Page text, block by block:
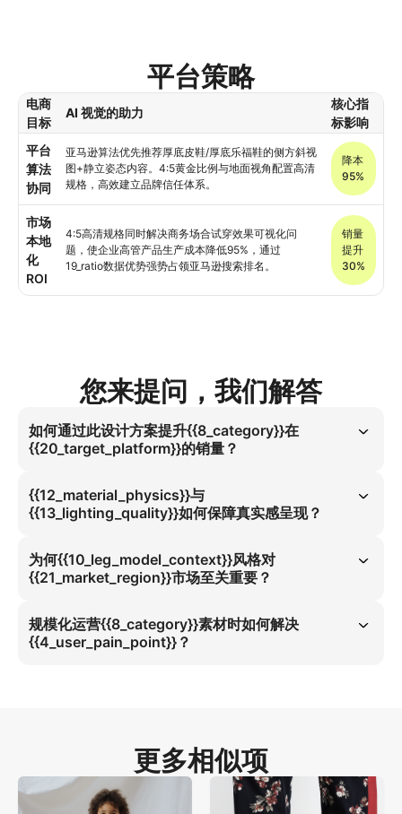
平台策略
电商
目标
AI 视觉的助力
核心指
标影响
平台
算法
协同
亚马逊算法优先推荐厚底皮鞋/厚底乐福鞋的侧方斜视
图+静立姿态内容。4:5黄金比例与地面视角配置高清
规格，高效建立品牌信任体系。
降本
95%
市场
本地
化
ROI
4:5高清规格同时解决商务场合试穿效果可视化问
题，使企业高管产品生产成本降低95%，通过
19_ratio数据优势强势占领亚马逊搜索排名。
销量
提升
30%
您来提问，我们解答
如何通过此设计方案提升{{8_category}}在
{{20_target_platform}}的销量？
融合亮面真皮与牛仔裤卷边元素，精准解决企业高管商务场合试穿效果痛
点，推动厚底皮鞋/厚底乐福鞋销量提升30%，全面覆盖全球市场需求。
{{12_material_physics}}与
{{13_lighting_quality}}如何保障真实感呈现？
材质光泽与4:5比例精准协同，构建真实商务场合试穿体验。通过19_ratio
数据验证草地场景的高清精度，为企业高管群体提供可信的试穿解决方
案。
为何{{10_leg_model_context}}风格对
{{21_market_region}}市场至关重要？
4:5比例及草地自然户外光线形成战略协同，显著提升亚马逊算法信任
度，有效满足企业高管群体的商务场景需求。
规模化运营{{8_category}}素材时如何解决
{{4_user_pain_point}}？
更多相似项